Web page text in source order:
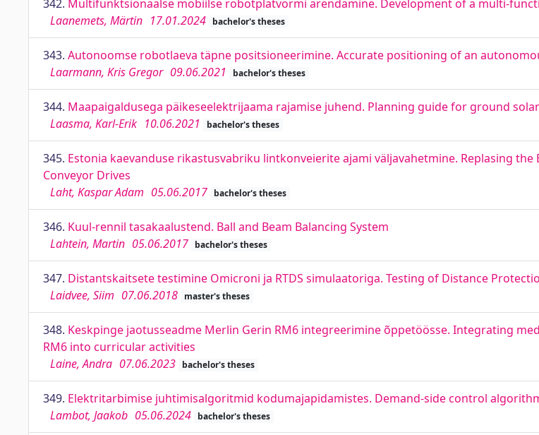
342. Multifunktsionaalse mobiilse robotplatvormi arendamine. Development of a multi-
Laanemets, Märtin 17.01.2024 bachelor's theses
343. Autonoomse robotlaeva täpne positsioneerimine. Accurate positioning of an
Laarmann, Kris Gregor 09.06.2021 bachelor's theses
344. Maapaigaldusega päikeseelektrijaama rajamise juhend. Planning guide for ground
Laasma, Karl-Erik 10.06.2021 bachelor's theses
345. Estonia kaevanduse rikastusvabriku lintkonveierite ajami väljavahetmine. Replasing
Conveyor Drives
Laht, Kaspar Adam 05.06.2017 bachelor's theses
346. Kuul-rennil tasakaalustend. Ball and Beam Balancing System
Lahtein, Martin 05.06.2017 bachelor's theses
347. Distantskaitsete testimine Omicroni ja RTDS simulaatoriga. Testing of Distance
Laidvee, Siim 07.06.2018 master's theses
348. Keskpinge jaotusseadme Merlin Gerin RM6 integreerimine õppetöösse. Integrating
RM6 into curricular activities
Laine, Andra 07.06.2023 bachelor's theses
349. Elektritarbimise juhtimisalgoritmid kodumajapidamistes. Demand-side control
Lambot, Jaakob 05.06.2024 bachelor's theses